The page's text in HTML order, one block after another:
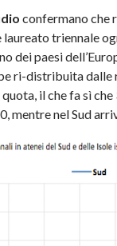
confermano che
laureato triennale
dei paesi
ri-distribuita
il che fa sì
mentre nel Sud